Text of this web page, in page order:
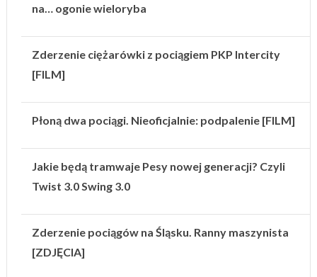
na… ogonie wieloryba
Zderzenie ciężarówki z pociągiem PKP Intercity
[FILM]
Płoną dwa pociągi. Nieoficjalnie: podpalenie [FILM]
Jakie będą tramwaje Pesy nowej generacji? Czyli
Twist 3.0 Swing 3.0
Zderzenie pociągów na Śląsku. Ranny maszynista
[ZDJĘCIA]